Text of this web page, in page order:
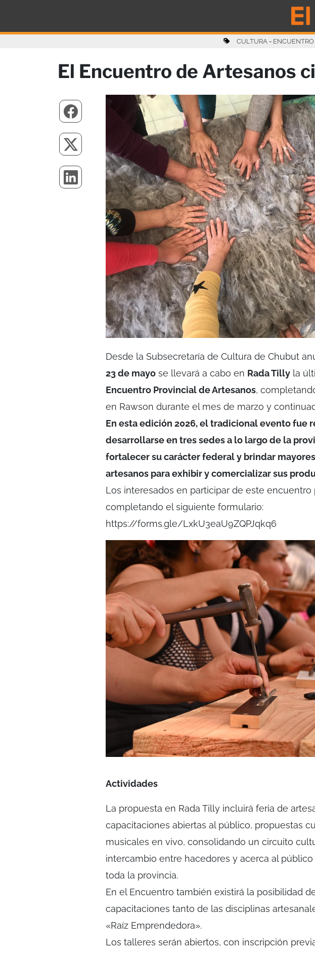
CULTURA -
El Encuentro de Artesanos
Desde la Subsecretaría de Cultura de Chubut
23 de mayo se llevará a cabo en Rada Tilly la
Encuentro Provincial de Artesanos,
en Rawson durante el mes de marzo y
En esta edición 2026, el tradicional evento fue
desarrollarse en tres sedes a lo largo de la
fortalecer su carácter federal y brindar
artesanos para exhibir y comercializar sus
Los interesados en participar de este
completando el siguiente formulario:
https://forms.gle/LxkU3eaU9ZQPJqkq6
Actividades
La propuesta en Rada Tilly incluirá feria de
capacitaciones abiertas al público, propuestas
musicales en vivo, consolidando un circuito
intercambio entre hacedores y acerca al
toda la provincia.
En el Encuentro también existirá la posibilidad
capacitaciones tanto de las disciplinas
«Raíz Emprendedora».
Los talleres serán abiertos, con inscripción